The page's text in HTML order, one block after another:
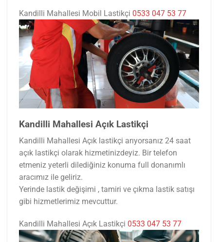
Kandilli Mahallesi Mobil Lastikçi 0533 047 53 77
Kandilli Mahallesi Açık Lastikçi
Kandilli Mahallesi Açık lastikçi arıyorsanız 24 saat
açık lastikçi olarak hizmetinizdeyiz. Bir telefon
etmeniz yeterli dilediğiniz konuma full donanımlı
aracımız ile geliriz.
Yerinde lastik değişimi , tamiri ve çıkma lastik satışı
gibi hizmetlerimiz mevcuttur.
Kandilli Mahallesi Açık Lastikçi 0533 047 53 77